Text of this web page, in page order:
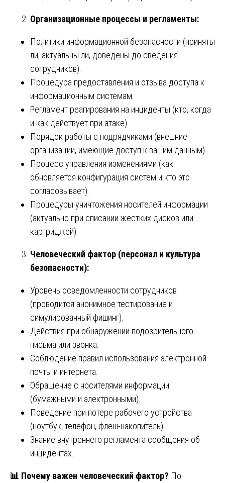
Организационные процессы и регламенты:
Политики информационной безопасности (приняты
ли, актуальны ли, доведены до сведения
сотрудников).
Процедура предоставления и отзыва доступа к
информационным системам.
Регламент реагирования на инциденты (кто, когда
и как действует при атаке).
Порядок работы с подрядчиками (внешние
организации, имеющие доступ к вашим данным).
Процесс управления изменениями (как
обновляется конфигурация систем и кто это
согласовывает).
Процедуры уничтожения носителей информации
(актуально при списании жестких дисков или
картриджей).
Человеческий фактор (персонал и культура
безопасности):
Уровень осведомленности сотрудников
(проводится анонимное тестирование и
симулированный фишинг).
Действия при обнаружении подозрительного
письма или звонка.
Соблюдение правил использования электронной
почты и интернета.
Обращение с носителями информации
(бумажными и электронными).
Поведение при потере рабочего устройства
(ноутбук, телефон, флеш-накопитель).
Знание внутреннего регламента сообщения об
инцидентах.
📊 Почему важен человеческий фактор? По